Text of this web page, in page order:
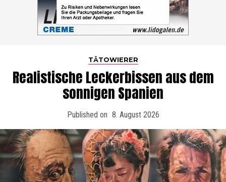
TÄTOWIERER
Realistische Leckerbissen aus dem
sonnigen Spanien
Published on 8. August 2026